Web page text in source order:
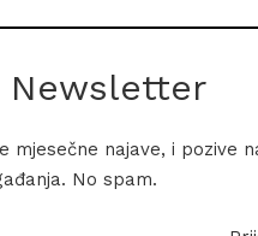
Newsletter
mjesečne najave, i pozive
No spam.